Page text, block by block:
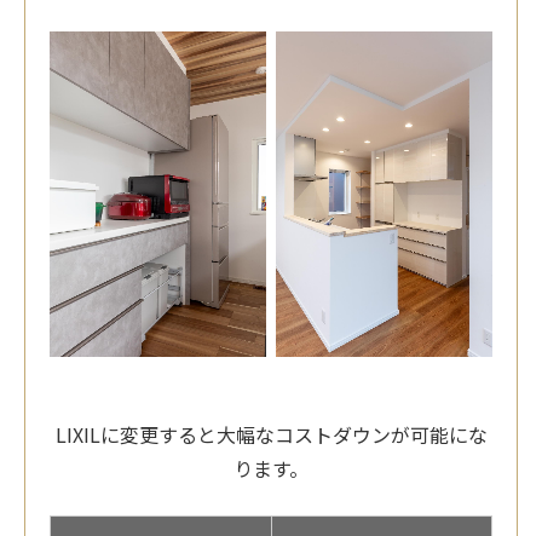
LIXILに変更すると大幅なコストダウンが可能にな
ります。